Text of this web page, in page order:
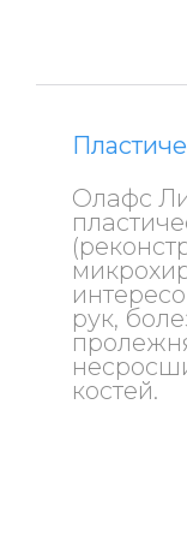
Олафс
рук,
костей.